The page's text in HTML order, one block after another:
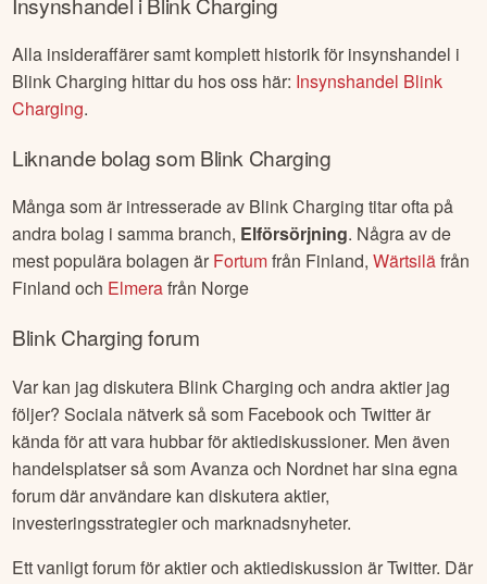
Alla insideraffärer samt komplett historik för insynshandel i
Blink Charging hittar du hos oss här: Insynshandel Blink
Charging.
Liknande bolag som Blink Charging
Många som är intresserade av Blink Charging titar ofta på
andra bolag i samma branch, Elförsörjning. Några av de
mest populära bolagen är Fortumfrån Finland,Wärtsiläfrån
Finland och Elmerafrån Norge
Blink Chargingforum
Var kan jag diskutera Blink Charging och andra aktier jag
följer? Sociala nätverk så som Facebook och Twitter är
kända för att vara hubbar för aktiediskussioner. Men även
handelsplatser så som Avanza och Nordnet har sina egna
forum där användare kan diskutera aktier,
investeringsstrategier och marknadsnyheter.
Ett vanligt forum för aktier och aktiediskussion är Twitter. Där